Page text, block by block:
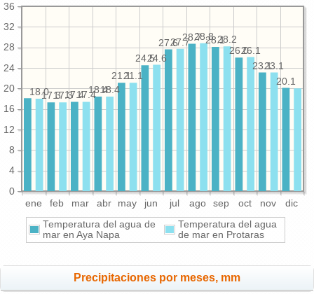
ene feb mar abr may jun jul ago sep oct nov dic
0
4
8
12
16
20
24
28
32
36
20.1
23.1
26.0
28.1
28.7
27.6
24.5
21.1
18.4
17.4
17.3
23.1
26.1
28.2
28.8
27.7
24.6
21.1
18.4
17.4
17.3
18.0
Temperatura del agua de
mar en Aya Napa
Temperatura del agua
de mar en Protaras
Precipitaciones por meses, mm